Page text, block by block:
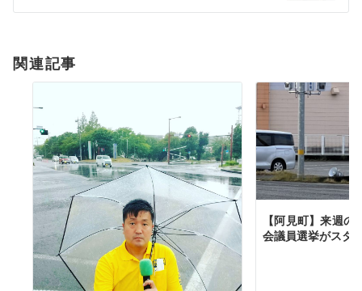
シ
ン
関連記事
【阿見町】来週
会議員選挙がスタ